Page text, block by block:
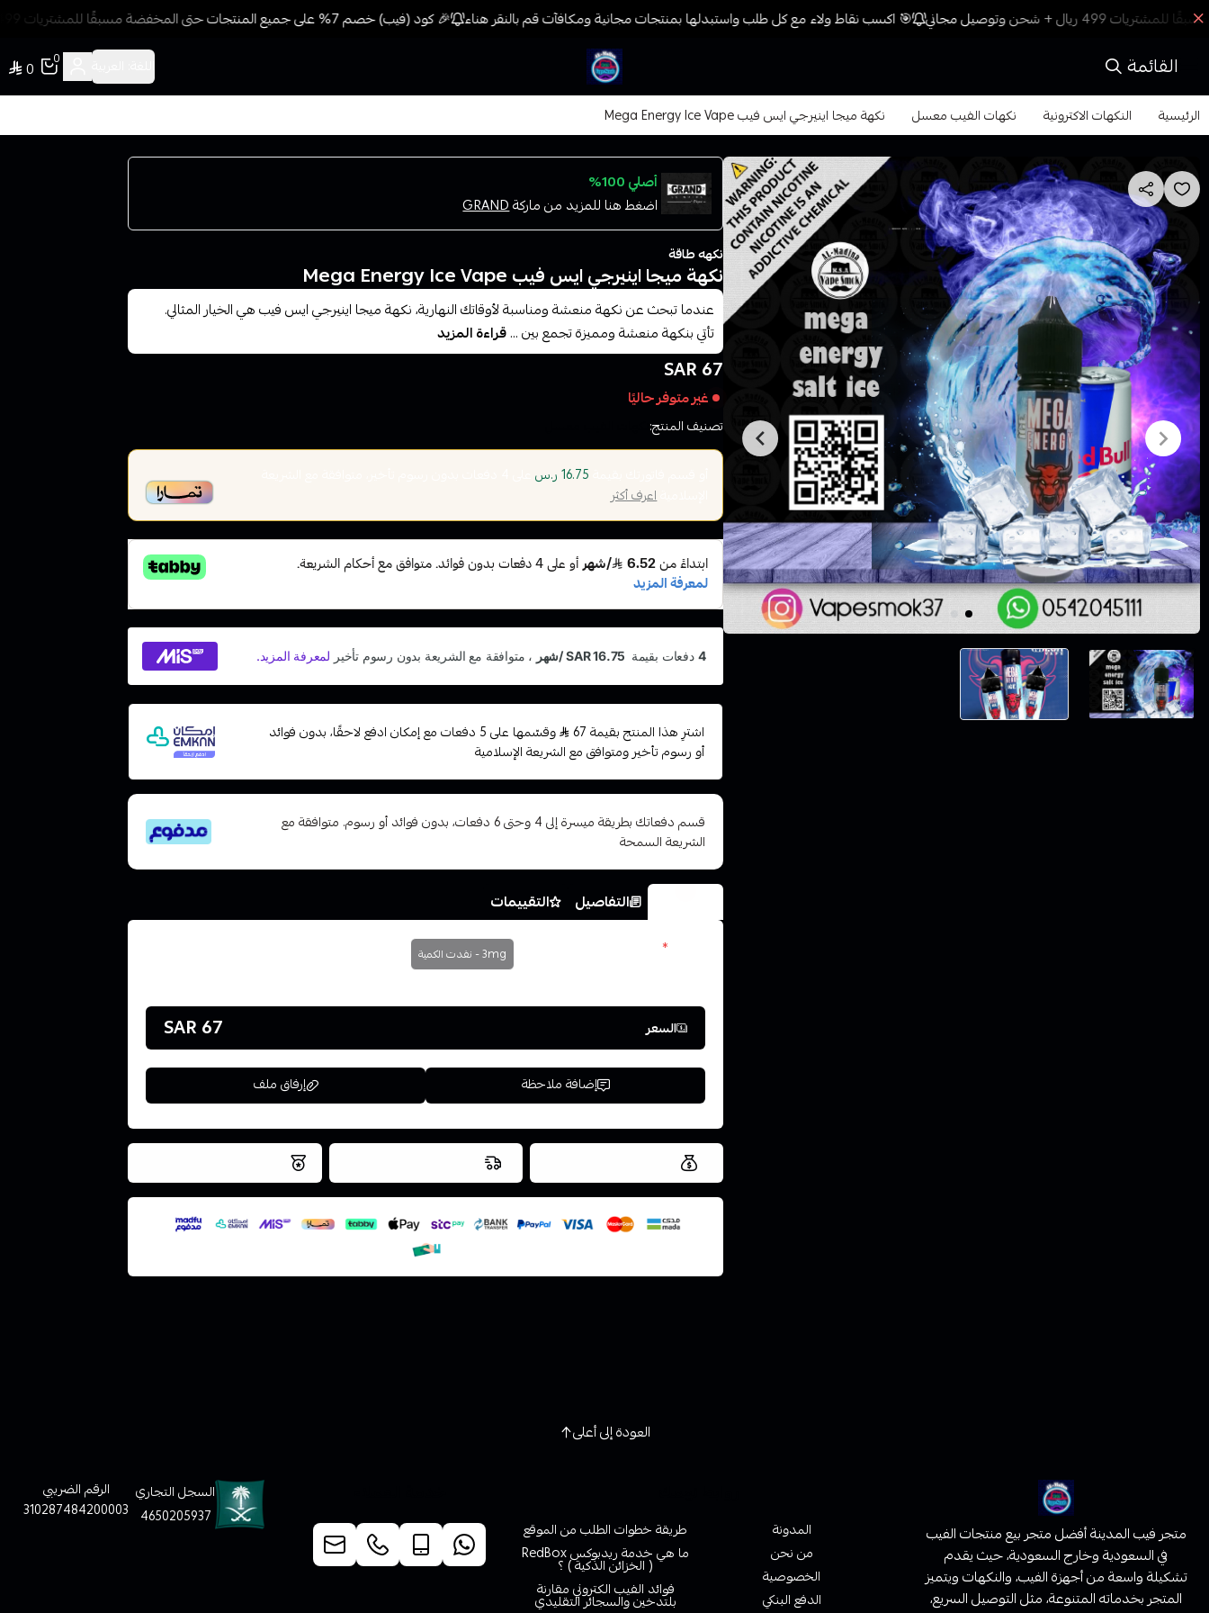
🎯 اكسب نقاط ولاء مع كل طلب واستبدلها بمنتجات مجانية ومكافآت قم بالنقر هناء 🎉 كود (فيب) خصم 7% على جميع المنتجات حتى المخفضة مسبقًا للمشتريات 499 ريال + شحن وتوصيل مجاني
القائمة فيب المدينة
0
0
الرئيسية النكهات الاكترونية نكهات الفيب معسل نكهة ميجا اينيرجي ايس فيب Mega Energy Ice Vape
أصلي 100%
اضغط هنا للمزيد من ماركةGRAND
نكهه طاقة
نكهة ميجا اينيرجي ايس فيب Mega Energy Ice Vape
عندما تبحث عن نكهة منعشة ومناسبة لأوقاتك النهارية، نكهة ميجا اينيرجي ايس فيب هي الخيار المثالي.
تأتي بنكهة منعشة ومميزة تجمع بين ...قراءة المزيد
67 SAR
غير متوفر حاليًا
تصنيف المنتج:
16.75 ر.س على
الإسلاميةاعرف أكثر
اشترِ هذا المنتج بقيمة 67
وقسّمها على 5 دفعات مع إمكان ادفع لاحقًا، بدون فوائد
أو رسوم تأخير ومتوافق مع الشريعة الإسلامية
قسم دفعاتك بطريقة ميسرة إلى 4 وحتى 6 دفعات، بدون فوائد أو رسوم. متوافقة مع
الشريعة السمحة
التفاصيل التقييمات
* 3mg - نفدت الكمية
السعر 67 SAR
إضافة ملاحظة إرفاق ملف
اسحب و افلت الملف هنا
استعراض
العروض والشحن مجاني نتميز بلجودة والتخزين الامن
العودة إلى أعلى
متجر فيب المدينة أفضل متجر بيع منتجات الفيب
في السعودية وخارج السعودية، حيث يقدم
تشكيلة واسعة من أجهزة الفيب، والنكهات ويتميز
المتجر بخدماته المتنوعة، مثل التوصيل السريع،
المدونة
من نحن
الخصوصية
الدفع البنكي
طريقة خطوات الطلب من الموقع
ما هي خدمة ريدبوكس RedBox
( الخزائن الذكية ) ؟
فوائد الفيب الكتروني مقارنة
بلتدخين والسجائر التقليدي
السجل التجاري
4650205937
الرقم الضريبي
310287484200003